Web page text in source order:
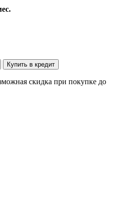
Купить в кредит
скидка при покупке до